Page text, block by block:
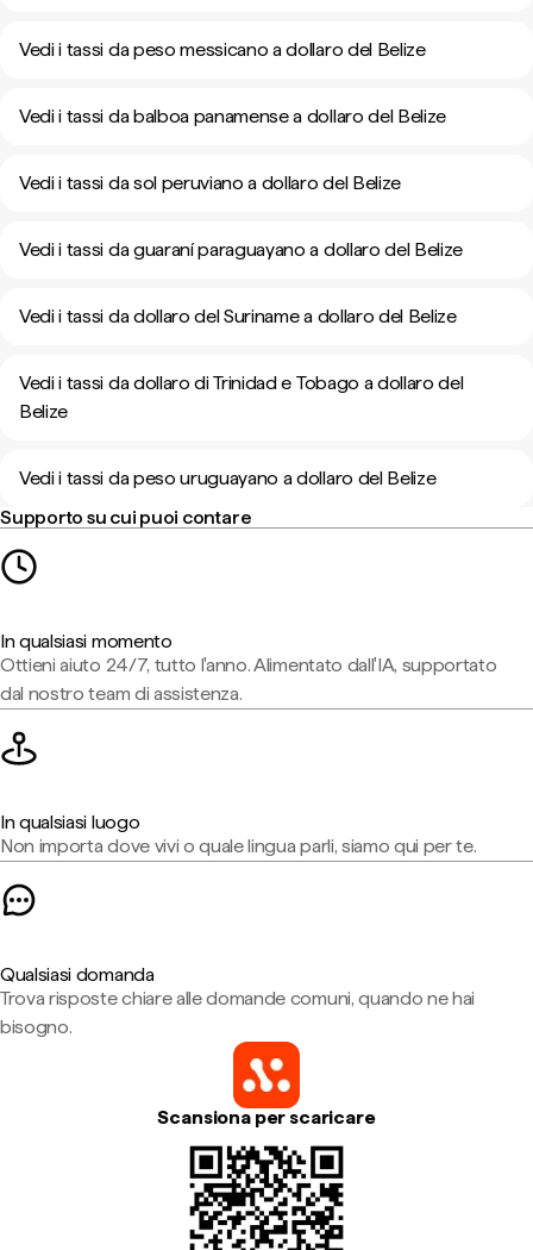
Vedi i tassi da peso messicano a dollaro del Belize
Vedi i tassi da balboa panamense a dollaro del Belize
Vedi i tassi da sol peruviano a dollaro del Belize
Vedi i tassi da guaraní paraguayano a dollaro del Belize
Vedi i tassi da dollaro del Suriname a dollaro del Belize
Vedi i tassi da dollaro di Trinidad e Tobago a dollaro del
Belize
Vedi i tassi da peso uruguayano a dollaro del Belize
Supporto su cui puoi contare
In qualsiasi momento
Ottieni aiuto 24/7, tutto l'anno. Alimentato dall'IA, supportato
dal nostro team di assistenza.
In qualsiasi luogo
Non importa dove vivi o quale lingua parli, siamo qui per te.
Qualsiasi domanda
Trova risposte chiare alle domande comuni, quando ne hai
bisogno.
Scansiona per scaricare